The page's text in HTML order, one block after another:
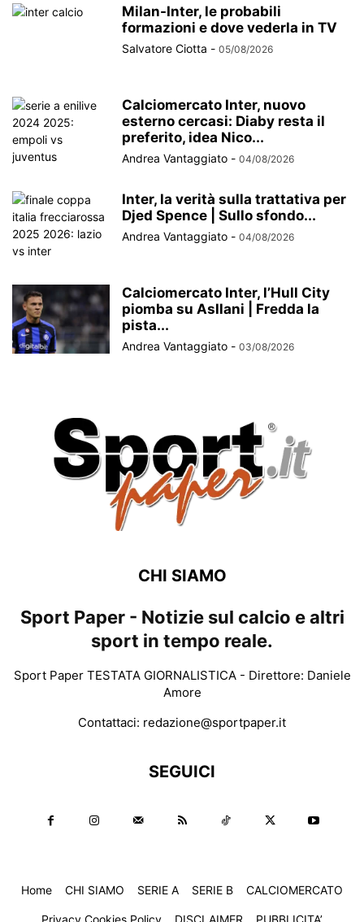
Milan-Inter, le probabili
formazioni e dove vederla in TV
Salvatore Ciotta - 05/08/2026
Calciomercato Inter, nuovo
esterno cercasi: Diaby resta il
preferito, idea Nico...
Andrea Vantaggiato - 04/08/2026
Inter, la verità sulla trattativa per
Djed Spence | Sullo sfondo...
Andrea Vantaggiato - 04/08/2026
Calciomercato Inter, l’Hull City
piomba su Asllani | Fredda la
pista...
Andrea Vantaggiato - 03/08/2026
CHI SIAMO
Sport Paper - Notizie sul calcio e altri
sport in tempo reale.
Sport Paper TESTATA GIORNALISTICA - Direttore: Daniele
Amore
Contattaci: redazione@sportpaper.it
SEGUICI
Home CHI SIAMO SERIE A SERIE B CALCIOMERCATO
Privacy Cookies Policy DISCLAIMER PUBBLICITA’